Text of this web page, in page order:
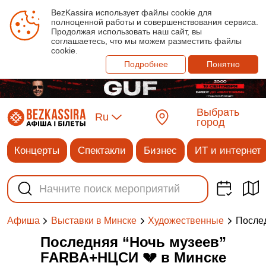
BezKassira использует файлы cookie для
полноценной работы и совершенствования сервиса.
Продолжая использовать наш сайт, вы
соглашаетесь, что мы можем разместить файлы
cookie.
Подробнее
Понятно
Ru
Выбрать
город
Концерты Спектакли Бизнес ИТ и интернет
Афиша Выставки в Минске Художественные
Последняя “Ночь музеев”
FARBA+НЦСИ 💔 в Минске